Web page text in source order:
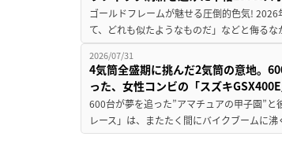
ゴールドフレームが魅せる圧倒的色気!
て、どれも似たようなものだ」などと侮る
2026/07/31
4気筒全盛期に挑んだ2気筒の意地。
った、女性コンビの「スズキ
600台が夢を追った”アマチュアの甲子園”
レース」は、またたく間にバイクブームに